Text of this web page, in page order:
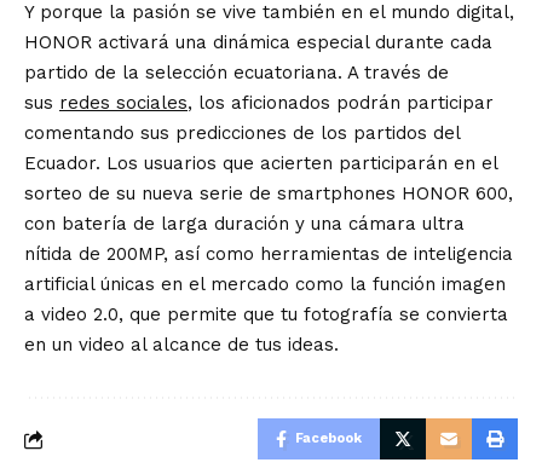
Y porque la pasión se vive también en el mundo digital,
HONOR activará una dinámica especial durante cada
partido de la selección ecuatoriana. A través de
sus redes sociales, los aficionados podrán participar
comentando sus predicciones de los partidos del
Ecuador. Los usuarios que acierten participarán en el
sorteo de su nueva serie de smartphones HONOR 600,
con batería de larga duración y una cámara ultra
nítida de 200MP, así como herramientas de inteligencia
artificial únicas en el mercado como la función imagen
a video 2.0, que permite que tu fotografía se convierta
en un video al alcance de tus ideas.
Facebook